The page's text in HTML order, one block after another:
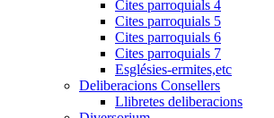
Cites parroquials 4
Cites parroquials 5
Cites parroquials 6
Cites parroquials 7
Esglésies-ermites,etc
Deliberacions Consellers
Llibretes deliberacions